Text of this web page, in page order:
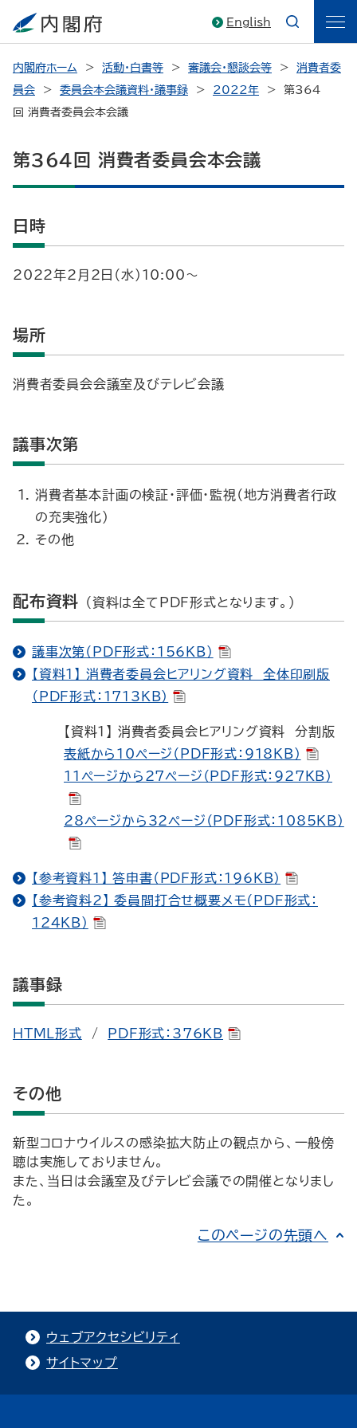
English
内閣府ホーム 活動・白書等 審議会・懇談会等
消費者委
員会
委員会本会議資料・議事録 2022年
第364
回 消費者委員会本会議
第364回 消費者委員会本会議
日時
2022年2月2日（水）10:00～
場所
消費者委員会会議室及びテレビ会議
議事次第
消費者基本計画の検証・評価・監視（地方消費者行政
の充実強化）
その他
配布資料 （資料は全てPDF形式となります。）
議事次第（PDF形式：156KB）
【資料1】 消費者委員会ヒアリング資料 全体印刷版
（PDF形式：1713KB）
【資料1】 消費者委員会ヒアリング資料 分割版
表紙から10ページ（PDF形式：918KB）
11ページから27ページ（PDF形式：927KB）
28ページから32ページ（PDF形式：1085KB）
【参考資料1】 答申書（PDF形式：196KB）
【参考資料2】 委員間打合せ概要メモ（PDF形式：
124KB）
議事録
HTML形式 / PDF形式：376KB
その他
新型コロナウイルスの感染拡大防止の観点から、一般傍
聴は実施しておりません。
また、当日は会議室及びテレビ会議での開催となりまし
た。
このページの先頭へ
ウェブアクセシビリティ
サイトマップ